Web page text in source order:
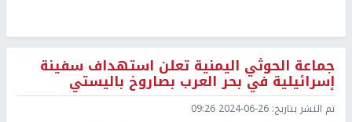
جماعة الحوثي اليمنية تعلن استهداف سفينة
إسرائيلية في بحر العرب بصاروخ باليستي
تم النشر بتاريخ: 2024-06-26 09:26